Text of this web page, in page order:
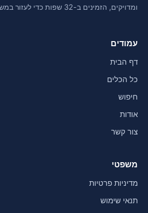
ומדויקים, הזמינים ב-32 שפות כדי לעזור במשימות היומיומיות שלכם.
עמודים
דף הבית
כל הכלים
חיפוש
אודות
צור קשר
משפטי
מדיניות פרטיות
תנאי שימוש